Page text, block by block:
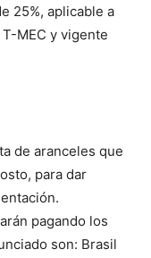
25%, aplicable a
MEC y vigente
de aranceles que
para dar
pagando los
son: Brasil